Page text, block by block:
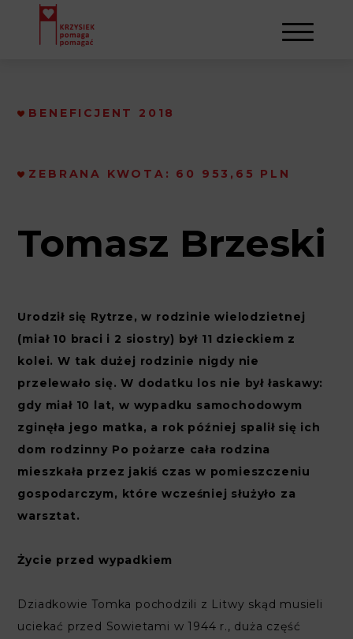
AKTUALNOŚCI
NAPISALI O NAS
NASI BENEFICJENCI
KONTAKT
BENEFICJENT 2018
ZEBRANA KWOTA: 60 953,65 PLN
Tomasz Brzeski
Urodził się Rytrze, w rodzinie wielodzietnej
(miał 10 braci i 2 siostry) był 11 dzieckiem z
kolei. W tak dużej rodzinie nigdy nie
przelewało się. W dodatku los nie był łaskawy:
gdy miał 10 lat, w wypadku samochodowym
zginęła jego matka, a rok później spalił się ich
dom rodzinny Po pożarze cała rodzina
mieszkała przez jakiś czas w pomieszczeniu
gospodarczym, które wcześniej służyło za
warsztat.
Życie przed wypadkiem
Dziadkowie Tomka pochodzili z Litwy skąd musieli
uciekać przed Sowietami w 1944 r., duża część